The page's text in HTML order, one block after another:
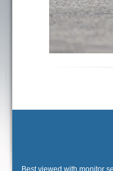
Best viewed with monitor